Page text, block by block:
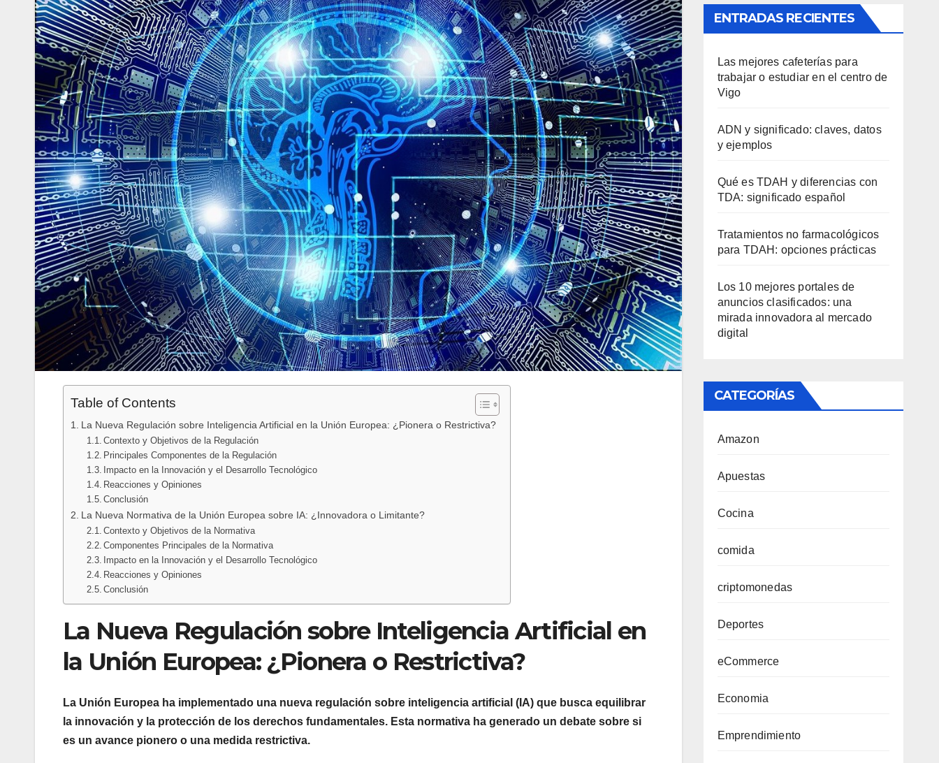
Table of Contents
La Nueva Regulación sobre Inteligencia Artificial en la Unión Europea: ¿Pionera o Restrictiva?
Contexto y Objetivos de la Regulación
Principales Componentes de la Regulación
Impacto en la Innovación y el Desarrollo Tecnológico
Reacciones y Opiniones
Conclusión
La Nueva Normativa de la Unión Europea sobre IA: ¿Innovadora o Limitante?
Contexto y Objetivos de la Normativa
Componentes Principales de la Normativa
Impacto en la Innovación y el Desarrollo Tecnológico
Reacciones y Opiniones
Conclusión
La Nueva Regulación sobre Inteligencia Artificial en
la Unión Europea: ¿Pionera o Restrictiva?
La Unión Europea ha implementado una nueva regulación sobre inteligencia artificial (IA) que busca equilibrar
la innovación y la protección de los derechos fundamentales. Esta normativa ha generado un debate sobre si
es un avance pionero o una medida restrictiva.
ENTRADAS RECIENTES
Las mejores cafeterías para
trabajar o estudiar en el centro de
Vigo
ADN y significado: claves, datos
y ejemplos
Qué es TDAH y diferencias con
TDA: significado español
Tratamientos no farmacológicos
para TDAH: opciones prácticas
Los 10 mejores portales de
anuncios clasificados: una
mirada innovadora al mercado
digital
CATEGORÍAS
Amazon
Apuestas
Cocina
comida
criptomonedas
Deportes
eCommerce
Economia
Emprendimiento